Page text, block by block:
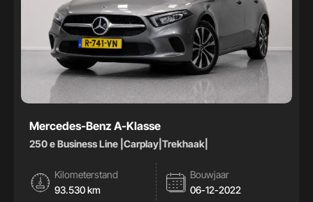
Mercedes-Benz A-Klasse
250 e Business Line |Carplay|Trekhaak|
Kilometerstand
93.530 km
Bouwjaar
06-12-2022